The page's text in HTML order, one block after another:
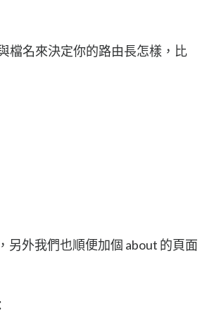
檔名來決定你的路由長怎樣，比
另外我們也順便加個 about 的頁面